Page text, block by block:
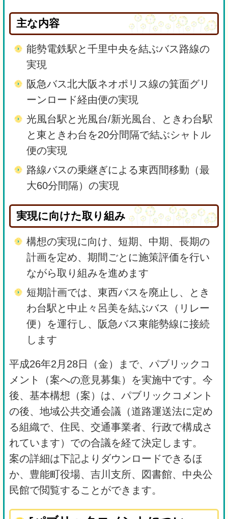
主な内容
能勢電鉄駅と千里中央を結ぶバス路線の
実現
阪急バス北大阪ネオポリス線の箕面グリ
ーンロード経由便の実現
光風台駅と光風台/新光風台、ときわ台駅
と東ときわ台を20分間隔で結ぶシャトル
便の実現
路線バスの乗継ぎによる東西間移動（最
大60分間隔）の実現
実現に向けた取り組み
構想の実現に向け、短期、中期、長期の
計画を定め、期間ごとに施策評価を行い
ながら取り組みを進めます
短期計画では、東西バスを廃止し、とき
わ台駅と中止々呂美を結ぶバス（リレー
便）を運行し、阪急バス東能勢線に接続
します
平成26年2月28日（金）まで、パブリックコ
メント（案への意見募集）を実施中です。今
後、基本構想（案）は、パブリックコメント
の後、地域公共交通会議（道路運送法に定め
る組織で、住民、交通事業者、行政で構成さ
れています）での合議を経て決定します。
案の詳細は下記よりダウンロードできるほ
か、豊能町役場、吉川支所、図書館、中央公
民館で閲覧することができます。